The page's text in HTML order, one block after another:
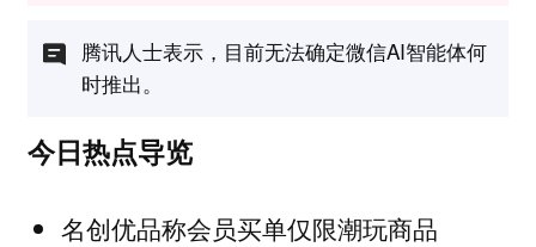
腾讯人士表示，目前无法确定微信AI智能体何
时推出。
今日热点导览
名创优品称会员买单仅限潮玩商品